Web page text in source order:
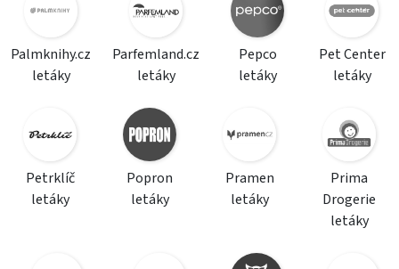
Palmknihy.cz
letáky
Parfemland.cz
letáky
Pepco
letáky
Pet Center
letáky
Petrklíč
letáky
Popron
letáky
Pramen
letáky
Prima
Drogerie
letáky